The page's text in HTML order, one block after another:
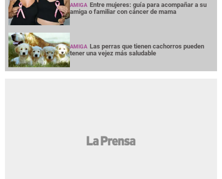
AMIGA Entre mujeres: guía para acompañar a su
amiga o familiar con cáncer de mama
AMIGA Las perras que tienen cachorros pueden
tener una vejez más saludable